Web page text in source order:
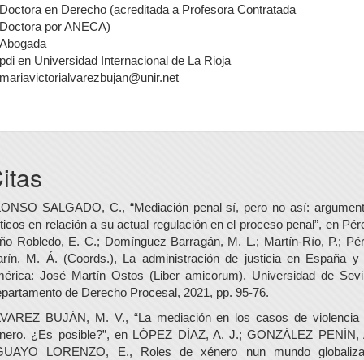
Doctora en Derecho (acreditada a Profesora Contratada
Doctora por ANECA)
Abogada
pdi en Universidad Internacional de La Rioja
mariavictorialvarezbujan@unir.net
SALGADO, C., “Mediación penal sí, pero no así:
en relación a su actual regulación en el proceso penal”, en
Robledo, E. C.; Domínguez Barragán, M. L.; Martín-Río, P.;
M. Á. (Coords.), La administración de justicia en España y
José Martín Ostos (Liber amicorum). Universidad de
de Derecho Procesal, 2021, pp. 95-76.
BUJÁN, M. V., “La mediación en los casos de violencia
¿Es posible?”, en LÓPEZ DÍAZ, A. J.; GONZÁLEZ PENÍN,
LORENZO, E., Roles de xénero nun mundo